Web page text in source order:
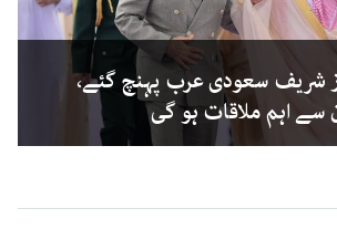
شریف سعودی عرب پہنچ گئے،
اہم ملاقات ہو گی